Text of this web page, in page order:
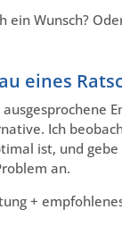
ein Wunsch?
eines
Ich
ist, und gebe
an.
+